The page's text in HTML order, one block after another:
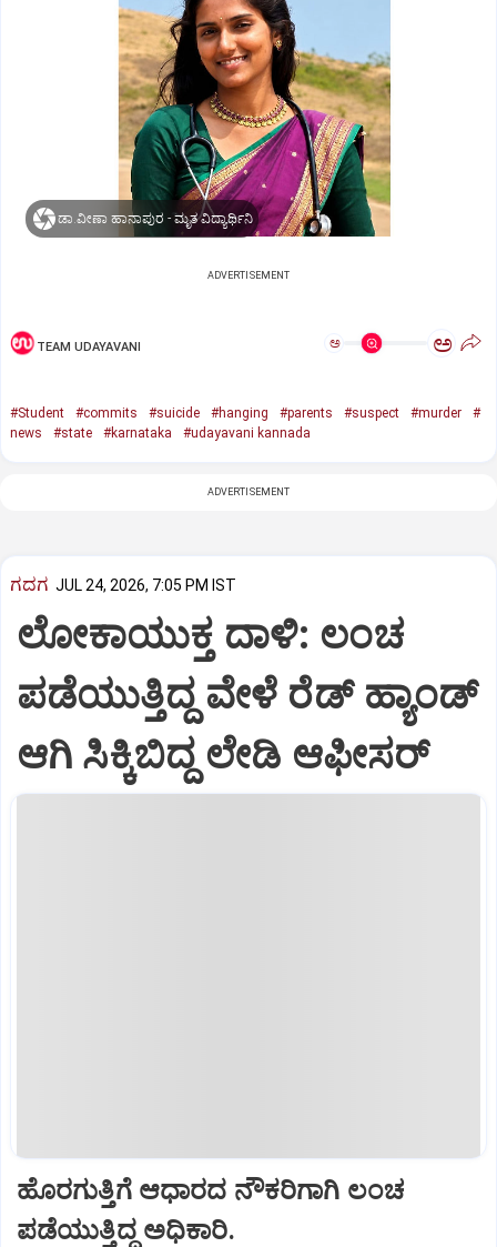
ಡಾ.ವೀಣಾ ಹಾನಾಪುರ - ಮೃತ ವಿದ್ಯಾರ್ಥಿನಿ
ADVERTISEMENT
TEAM UDAYAVANI ಅ ಅ
#Student #commits #suicide #hanging #parents #suspect #murder
#
news
#state #karnataka #udayavani kannada
ADVERTISEMENT
ಗದಗ JUL 24, 2026, 7:05 PM IST
ಲೋಕಾಯುಕ್ತ ದಾಳಿ: ಲಂಚ
ಪಡೆಯುತ್ತಿದ್ದ ವೇಳೆ ರೆಡ್ ಹ್ಯಾಂಡ್
ಆಗಿ ಸಿಕ್ಕಿಬಿದ್ದ ಲೇಡಿ ಆಫೀಸರ್
ಹೊರಗುತ್ತಿಗೆ ಆಧಾರದ ನೌಕರಿಗಾಗಿ ಲಂಚ
ಪಡೆಯುತ್ತಿದ್ದ ಅಧಿಕಾರಿ.